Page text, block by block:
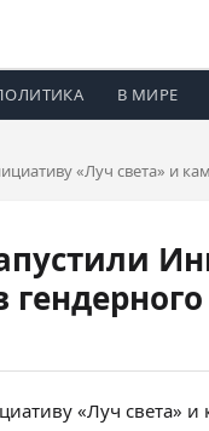
В МИРЕ
«Луч света» и